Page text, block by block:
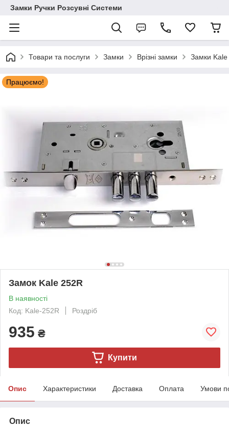
Замки Ручки Розсувні Системи
Товари та послуги Замки Врізні замки Замки Kale
Працюємо!
Замок Kale 252R
В наявності
Код: Kale-252R
Роздріб
935 ₴
Купити
Опис Характеристики Доставка Оплата Умови
Опис